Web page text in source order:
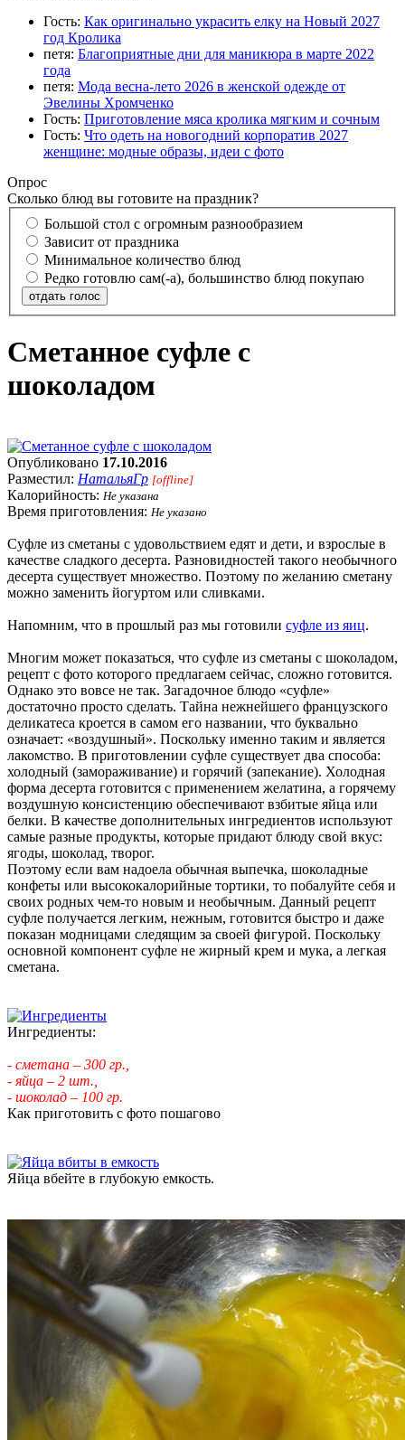
Гость: Как оригинально украсить елку на Новый 2027
год Кролика
петя: Благоприятные дни для маникюра в марте 2022
года
петя: Мода весна-лето 2026 в женской одежде от
Эвелины Хромченко
Гость: Приготовление мяса кролика мягким и сочным
Гость: Что одеть на новогодний корпоратив 2027
женщине: модные образы, идеи с фото
Опрос
Сколько блюд вы готовите на праздник?
Большой стол с огромным разнообразием
Зависит от праздника
Минимальное количество блюд
Редко готовлю сам(-а), большинство блюд покупаю
отдать голос
Сметанное суфле с
шоколадом
Опубликовано 17.10.2016
Разместил: НатальяГр [offline]
Калорийность: Не указана
Время приготовления: Не указано
Суфле из сметаны с удовольствием едят и дети, и взрослые в
качестве сладкого десерта. Разновидностей такого необычного
десерта существует множество. Поэтому по желанию сметану
можно заменить йогуртом или сливками.
Напомним, что в прошлый раз мы готовили суфле из яиц.
Многим может показаться, что суфле из сметаны с шоколадом,
рецепт с фото которого предлагаем сейчас, сложно готовится.
Однако это вовсе не так. Загадочное блюдо «суфле»
достаточно просто сделать. Тайна нежнейшего французского
деликатеса кроется в самом его названии, что буквально
означает: «воздушный». Поскольку именно таким и является
лакомство. В приготовлении суфле существует два способа:
холодный (замораживание) и горячий (запекание). Холодная
форма десерта готовится с применением желатина, а горячему
воздушную консистенцию обеспечивают взбитые яйца или
белки. В качестве дополнительных ингредиентов используют
самые разные продукты, которые придают блюду свой вкус:
ягоды, шоколад, творог.
Поэтому если вам надоела обычная выпечка, шоколадные
конфеты или высококалорийные тортики, то побалуйте себя и
своих родных чем-то новым и необычным. Данный рецепт
суфле получается легким, нежным, готовится быстро и даже
показан модницами следящим за своей фигурой. Поскольку
основной компонент суфле не жирный крем и мука, а легкая
сметана.
Ингредиенты:
- сметана – 300 гр.,
- яйца – 2 шт.,
- шоколад – 100 гр.
Как приготовить с фото пошагово
Яйца вбейте в глубокую емкость.